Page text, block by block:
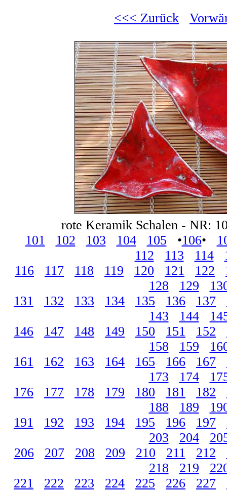
<<< Zurück
rote Keramik Schalen - NR:
101
102 103 104 105 •106•
112
113 114
116
117 118 119 120 121 122
128
129
131
132 133 134 135 136 137
143
144
146
147 148 149 150 151 152
158
159
161
162 163 164 165 166 167
173
174
176
177 178 179 180 181 182
188
189
191
192 193 194 195 196 197
203
204
206
207 208 209 210 211 212
218
219
221
222 223 224 225 226 227